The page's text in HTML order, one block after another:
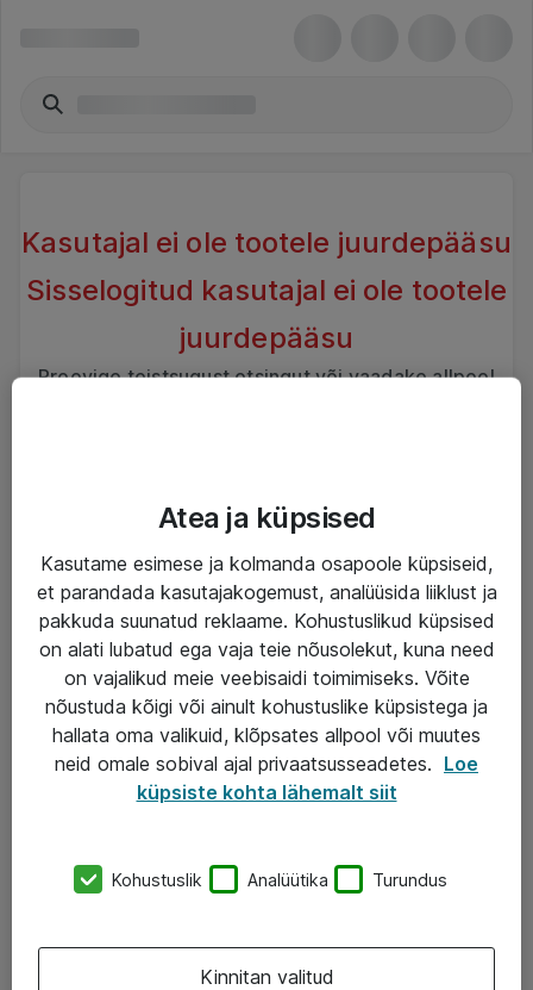
Kasutajal ei ole tootele juurdepääsu
Sisselogitud kasutajal ei ole tootele
juurdepääsu
Proovige teistsugust otsingut või vaadake allpool
Teenused
IT taristu
Haldusteenused
Garantii
Turva- ja nõrkvoolulahendused
AS ATEA
eShop@atea.ee
Atea ja küpsised
Kasutame esimese ja kolmanda osapoole küpsiseid,
et parandada kasutajakogemust, analüüsida liiklust ja
pakkuda suunatud reklaame. Kohustuslikud küpsised
on alati lubatud ega vaja teie nõusolekut, kuna need
on vajalikud meie veebisaidi toimimiseks. Võite
nõustuda kõigi või ainult kohustuslike küpsistega ja
hallata oma valikuid, klõpsates allpool või muutes
neid omale sobival ajal privaatsusseadetes. Loe
küpsiste kohta lähemalt siit
Kohustuslik Analüütika Turundus
Kinnitan valitud